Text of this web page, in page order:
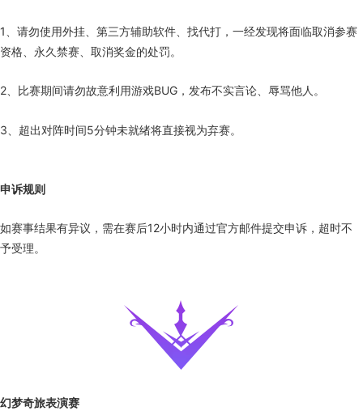
1、请勿使用外挂、第三方辅助软件、找代打，一经发现将面临取消参赛
资格、永久禁赛、取消奖金的处罚。
2、比赛期间请勿故意利用游戏BUG，发布不实言论、辱骂他人。
3、超出对阵时间5分钟未就绪将直接视为弃赛。
申诉规则
如赛事结果有异议，需在赛后12小时内通过官方邮件提交申诉，超时不
予受理。
幻梦奇旅表演赛